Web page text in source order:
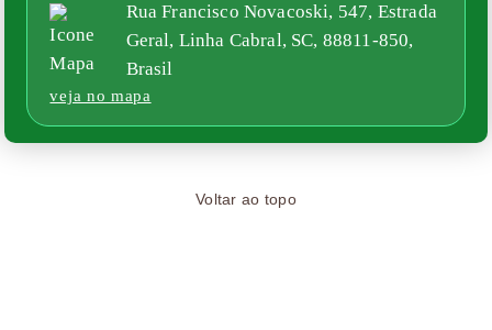
Voltar ao topo
Rua Francisco Novacoski, 547, Estrada
Geral, Linha Cabral, SC, 88811-850,
Brasil
veja no mapa